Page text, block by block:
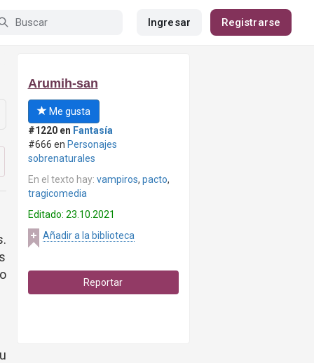
Ingresar Registrarse
Arumih-san
Me gusta
#1220 en Fantasía
#666 en Personajes
sobrenaturales
En el texto hay: vampiros, pacto,
tragicomedia
Editado: 23.10.2021
Añadir a la biblioteca
Reportar